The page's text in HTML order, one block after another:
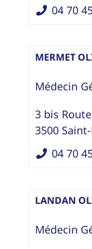
04 70
MERMET
Médecin
3 bis
3500
04 70
LANDAN
Médecin